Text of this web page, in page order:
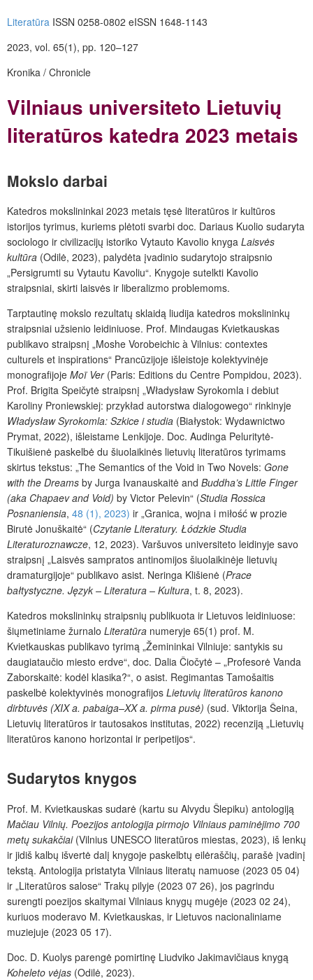
Literatūra ISSN 0258-0802 eISSN 1648-1143
2023, vol. 65(1), pp. 120–127
Kronika / Chronicle
Vilniaus universiteto Lietuvių
literatūros katedra 2023 metais
Mokslo darbai
Katedros mokslininkai 2023 metais tęsė literatūros ir kultūros
istorijos tyrimus, kuriems plėtoti svarbi doc. Dariaus Kuolio sudaryta
sociologo ir civilizacijų istoriko Vytauto Kavolio knyga Laisvės
kultūra (Odilė, 2023), palydėta įvadinio sudarytojo straipsnio
„Persigrumti su Vytautu Kavoliu“. Knygoje sutelkti Kavolio
straipsniai, skirti laisvės ir liberalizmo problemoms.
Tarptautinę mokslo rezultatų sklaidą liudija katedros mokslininkų
straipsniai užsienio leidiniuose. Prof. Mindaugas Kvietkauskas
publikavo straipsnį „Moshe Vorobeichic à Vilnius: contextes
culturels et inspirations“ Prancūzijoje išleistoje kolektyvinėje
monografijoje Moï Ver(Paris: Editions du Centre Pompidou, 2023).
Prof. Brigita Speičytė straipsnį „Władysław Syrokomla i debiut
Karoliny Proniewskiej: przykład autorstwa dialogowego“ rinkinyje
Władysław Syrokomla: Szkice i studia (Białystok: Wydawnictwo
Prymat, 2022), išleistame Lenkijoje. Doc. Audinga Peluritytė-
Tikuišienė paskelbė du šiuolaikinės lietuvių literatūros tyrimams
skirtus tekstus: „The Semantics of the Void in Two Novels: Gone
with the Dreams by Jurga Ivanauskaitė and Buddha’s Little Finger
(aka Chapaev and Void) by Victor Pelevin“ (Studia Rossica
Posnaniensia, 48 (1), 2023) ir „Granica, wojna i miłość w prozie
Birutė Jonuškaitė“ (Czytanie Literatury. Łódzkie Studia
Literaturoznawcze, 12, 2023). Varšuvos universiteto leidinyje savo
straipsnį „Laisvės sampratos antinomijos šiuolaikinėje lietuvių
dramaturgijoje“ publikavo asist. Neringa Klišienė (Prace
bałtystyczne. Język – Literatura – Kultura, t. 8, 2023).
Katedros mokslininkų straipsnių publikuota ir Lietuvos leidiniuose:
šiųmetiniame žurnalo Literatūra numeryje 65(1) prof. M.
Kvietkauskas publikavo tyrimą „Žemininkai Vilniuje: santykis su
daugiataučio miesto erdve“, doc. Dalia Čiočytė – „Profesorė Vanda
Zaborskaitė: kodėl klasika?“, o asist. Regimantas Tamošaitis
paskelbė kolektyvinės monografijos Lietuvių literatūros kanono
dirbtuvės (XIX a. pabaiga–XX a. pirma pusė) (sud. Viktorija Šeina,
Lietuvių literatūros ir tautosakos institutas, 2022) recenziją „Lietuvių
literatūros kanono horizontai ir peripetijos“.
Sudarytos knygos
Prof. M. Kvietkauskas sudarė (kartu su Alvydu Šlepiku) antologiją
Mačiau Vilnių. Poezijos antologija pirmojo Vilniaus paminėjimo 700
metų sukakčiai(Vilnius UNESCO literatūros miestas, 2023), iš lenkų
ir jidiš kalbų išvertė dalį knygoje paskelbtų eilėraščių, parašė įvadinį
tekstą. Antologija pristatyta Vilniaus literatų namuose (2023 05 04)
ir „Literatūros salose“ Trakų pilyje (2023 07 26), jos pagrindu
surengti poezijos skaitymai Vilniaus knygų mugėje (2023 02 24),
kuriuos moderavo M. Kvietkauskas, ir Lietuvos nacionaliniame
muziejuje (2023 05 17).
Doc. D. Kuolys parengė pomirtinę Liudviko Jakimavičiaus knygą
Koheleto vėjas (Odilė, 2023).